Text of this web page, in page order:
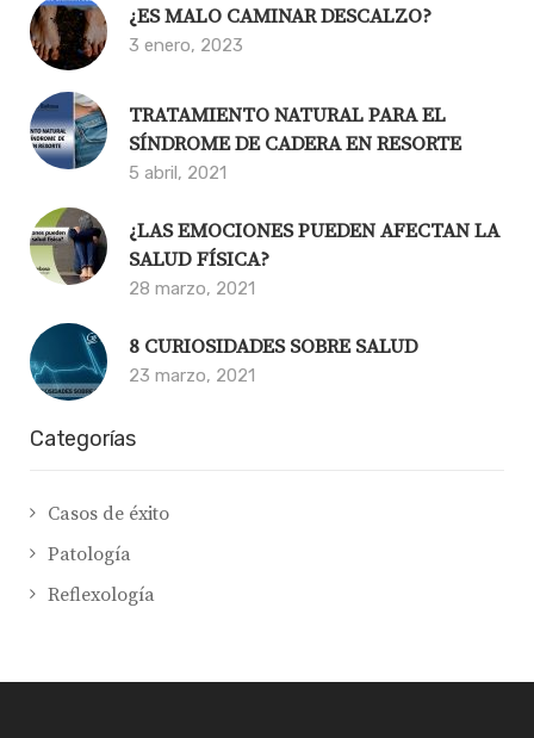
¿ES MALO CAMINAR DESCALZO?
3 enero, 2023
TRATAMIENTO NATURAL PARA EL
SÍNDROME DE CADERA EN RESORTE
5 abril, 2021
¿LAS EMOCIONES PUEDEN AFECTAN LA
SALUD FÍSICA?
28 marzo, 2021
8 CURIOSIDADES SOBRE SALUD
23 marzo, 2021
Categorías
Casos de éxito
Patología
Reflexología